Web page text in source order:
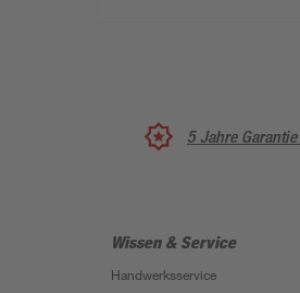
5 Jahre
Wissen & Service
Handwerksservice